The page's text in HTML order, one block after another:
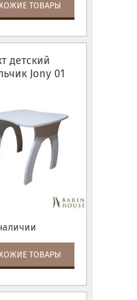
ТОВАРЫ
детский
Jony 01
ТОВАРЫ